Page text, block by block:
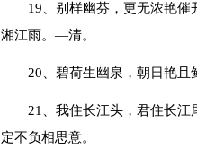
19、别样幽芬，更无浓艳
湘江雨。—清。
20、碧荷生幽泉，朝日艳且
21、我住长江头，君住长江
定不负相思意。